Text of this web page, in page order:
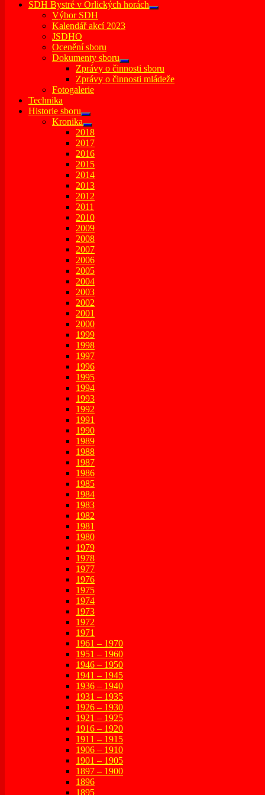
SDH Bystré v Orlických horách
expand
Výbor SDH
Kalendář akcí 2023
JSDHO
Ocenění sboru
Dokumenty sboru
expand
child
menu
Zprávy o činnosti sboru
Zprávy o činnosti mládeže
Fotogalerie
Technika
Historie sboru
expand
child
menu
Kronika
expand
child
menu
2018
2017
2016
2015
2014
2013
2012
2011
2010
2009
2008
2007
2006
2005
2004
2003
2002
2001
2000
1999
1998
1997
1996
1995
1994
1993
1992
1991
1990
1989
1988
1987
1986
1985
1984
1983
1982
1981
1980
1979
1978
1977
1976
1975
1974
1973
1972
1971
1961 – 1970
1951 – 1960
1946 – 1950
1941 – 1945
1936 – 1940
1931 – 1935
1926 – 1930
1921 – 1925
1916 – 1920
1911 – 1915
1906 – 1910
1901 – 1905
1897 – 1900
1896
1895